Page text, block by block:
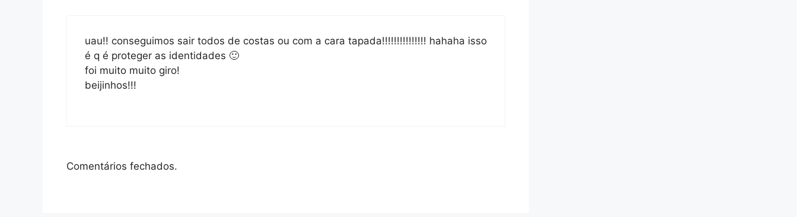
uau!! conseguimos sair todos de costas ou com a cara tapada!!!!!!!!!!!!!!! hahaha isso
é q é proteger as identidades 🙂
foi muito muito giro!
beijinhos!!!
Comentários fechados.